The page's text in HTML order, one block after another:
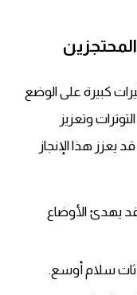
كبيرة على الوضع
وتعزيز
قد يعزز هذا الإنجاز
يهدئ الأوضاع
سلام أوسع.